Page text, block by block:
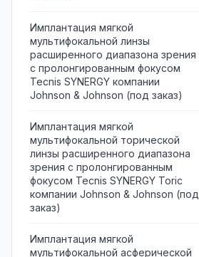
Имплантация мягкой
мультифокальной линзы
расширенного диапазона зрения
с пролонгированным фокусом
Tecnis SYNERGY компании
Johnson & Johnson (под заказ)
Имплантация мягкой
мультифокальной торической
линзы расширенного диапазона
зрения с пролонгированным
фокусом Tecnis SYNERGY Toric
компании Johnson & Johnson (под
заказ)
Имплантация мягкой
мультифокальной асферической